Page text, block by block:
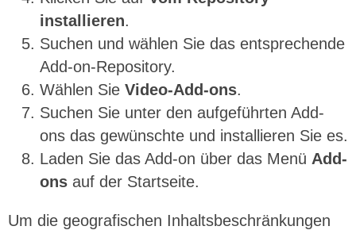
installieren.
Suchen und wählen Sie das entsprechende
Add-on-Repository.
Wählen Sie Video-Add-ons.
Suchen Sie unter den aufgeführten Add-
ons das gewünschte und installieren Sie es.
Laden Sie das Add-on über das Menü Add-
ons auf der Startseite.
Um die geografischen Inhaltsbeschränkungen